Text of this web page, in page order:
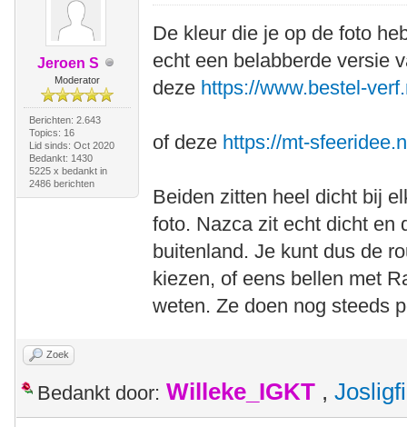
Jeroen S
Moderator
Berichten: 2.643
Topics: 16
Lid sinds: Oct 2020
Bedankt: 1430
5225 x bedankt in
2486 berichten
De kleur die je op de foto
echt een belabberde versie
deze https://www.bestel-
of deze https://mt-
Beiden zitten heel dicht bij
foto. Nazca zit echt dicht en
buitenland. Je kunt dus de
kiezen, of eens bellen met
weten. Ze doen nog steeds
Zoek
Bedankt door: Willeke_IGKT ,